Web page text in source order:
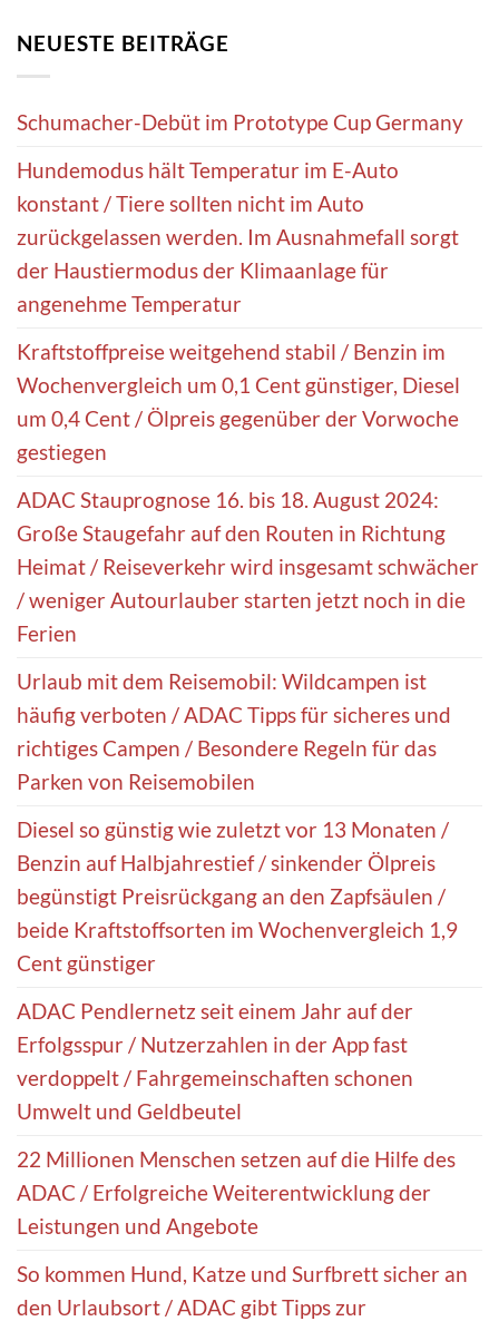
NEUESTE BEITRÄGE
Schumacher-Debüt im Prototype Cup Germany
Hundemodus hält Temperatur im E-Auto
konstant / Tiere sollten nicht im Auto
zurückgelassen werden. Im Ausnahmefall sorgt
der Haustiermodus der Klimaanlage für
angenehme Temperatur
Kraftstoffpreise weitgehend stabil / Benzin im
Wochenvergleich um 0,1 Cent günstiger, Diesel
um 0,4 Cent / Ölpreis gegenüber der Vorwoche
gestiegen
ADAC Stauprognose 16. bis 18. August 2024:
Große Staugefahr auf den Routen in Richtung
Heimat / Reiseverkehr wird insgesamt schwächer
/ weniger Autourlauber starten jetzt noch in die
Ferien
Urlaub mit dem Reisemobil: Wildcampen ist
häufig verboten / ADAC Tipps für sicheres und
richtiges Campen / Besondere Regeln für das
Parken von Reisemobilen
Diesel so günstig wie zuletzt vor 13 Monaten /
Benzin auf Halbjahrestief / sinkender Ölpreis
begünstigt Preisrückgang an den Zapfsäulen /
beide Kraftstoffsorten im Wochenvergleich 1,9
Cent günstiger
ADAC Pendlernetz seit einem Jahr auf der
Erfolgsspur / Nutzerzahlen in der App fast
verdoppelt / Fahrgemeinschaften schonen
Umwelt und Geldbeutel
22 Millionen Menschen setzen auf die Hilfe des
ADAC / Erfolgreiche Weiterentwicklung der
Leistungen und Angebote
So kommen Hund, Katze und Surfbrett sicher an
den Urlaubsort / ADAC gibt Tipps zur